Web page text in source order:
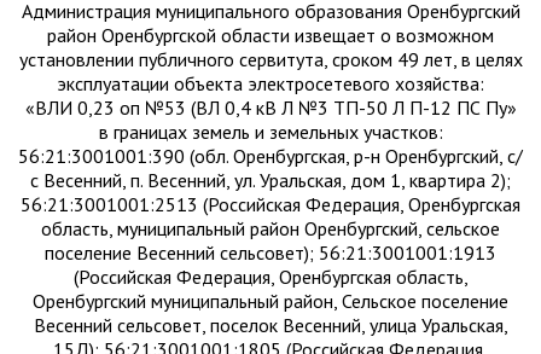
Администрация муниципального образования Оренбургский
район Оренбургской области извещает о возможном
установлении публичного сервитута, сроком 49 лет, в целях
эксплуатации объекта электросетевого хозяйства:
«ВЛИ 0,23 оп №53 (ВЛ 0,4 кВ Л №3 ТП-50 Л П-12 ПС Пу»
в границах земель и земельных участков:
56:21:3001001:390 (обл. Оренбургская, р-н Оренбургский, с/
с Весенний, п. Весенний, ул. Уральская, дом 1, квартира 2);
56:21:3001001:2513 (Российская Федерация, Оренбургская
область, муниципальный район Оренбургский, сельское
поселение Весенний сельсовет); 56:21:3001001:1913
(Российская Федерация, Оренбургская область,
Оренбургский муниципальный район, Сельское поселение
Весенний сельсовет, поселок Весенний, улица Уральская,
15Д); 56:21:3001001:1805 (Российская Федерация,